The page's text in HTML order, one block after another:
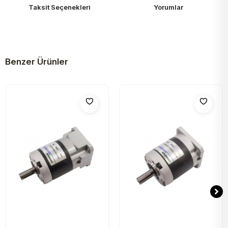
Taksit Seçenekleri Yorumlar
Benzer Ürünler